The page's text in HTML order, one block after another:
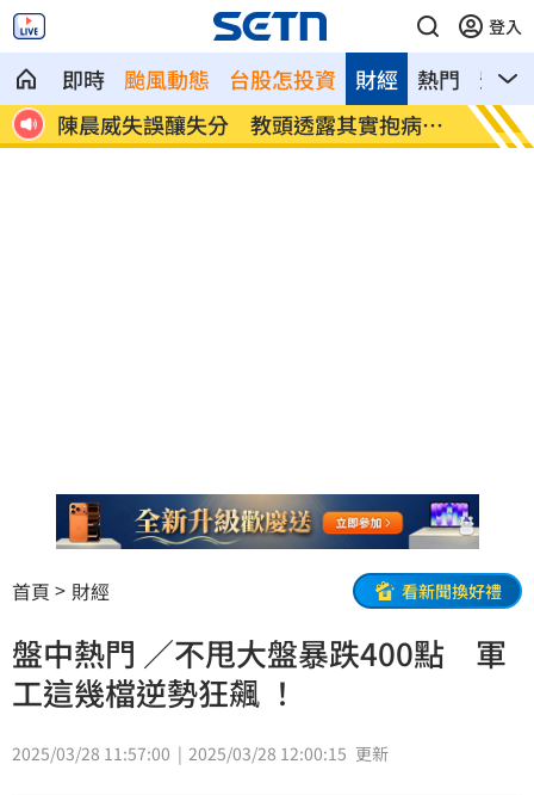
登入
即時 颱風動態 台股怎投資 熱門 影音
財經
電 陳晨威失誤釀失分 教頭透露其實抱病上
場
昆凌
況
首頁 財經 看新聞換好禮
盤中熱門 ／不甩大盤暴跌400點 軍
工這幾檔逆勢狂飆 ！
2025/03/28 11:57:00 2025/03/28 12:00:15 更新